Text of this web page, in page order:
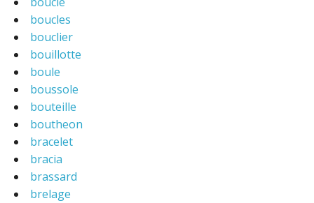
boucles
bouclier
bouillotte
boule
boussole
bouteille
boutheon
bracelet
bracia
brassard
brelage